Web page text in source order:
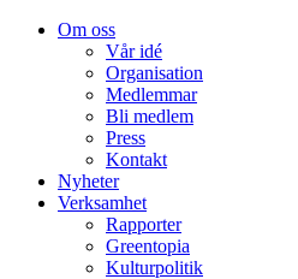
Om oss
Vår idé
Organisation
Medlemmar
Bli medlem
Press
Kontakt
Nyheter
Verksamhet
Rapporter
Greentopia
Kulturpolitik